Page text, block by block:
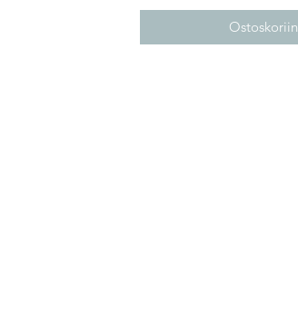
Ostoskoriin